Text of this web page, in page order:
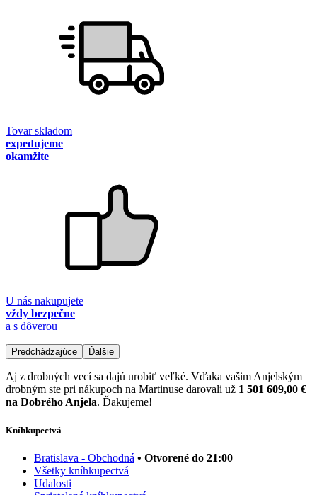
Tovar skladom
expedujeme
okamžite
U nás nakupujete
vždy bezpečne
a s dôverou
Predchádzajúce Ďalšie
Aj z drobných vecí sa dajú urobiť veľké. Vďaka vašim Anjelským
drobným ste pri nákupoch na Martinuse darovali už 1 501 609,00 €
na Dobrého Anjela. Ďakujeme!
Kníhkupectvá
Bratislava - Obchodná • Otvorené do 21:00
Všetky kníhkupectvá
Udalosti